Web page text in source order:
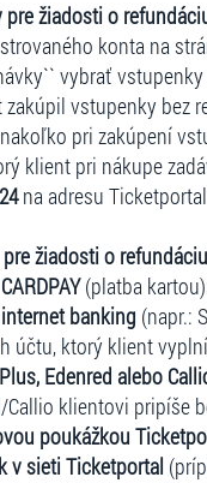
žiadosti o
konta na
vybrať
vstupenky bez
pri zakúpení
klient pri nákupe
na adresu
žiadosti o
CARDPAY(platba
internet banking (napr.:
účtu, ktorý klient
Edenred alebo
klientovi pripíše
poukážkou
v sieti Ticketportal